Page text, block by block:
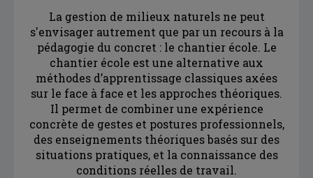
La gestion de milieux naturels ne peut
s'envisager autrement que par un recours à la
pédagogie du concret : le chantier école. Le
chantier école est une alternative aux
méthodes d’apprentissage classiques axées
sur le face à face et les approches théoriques.
Il permet de combiner une expérience
concrète de gestes et postures professionnels,
des enseignements théoriques basés sur des
situations pratiques, et la connaissance des
conditions réelles de travail.